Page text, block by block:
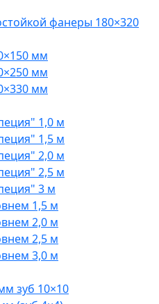
фанеры 180×320
мм
мм
мм
1,0 м
1,5 м
2,0 м
2,5 м
3 м
1,5 м
2,0 м
2,5 м
3,0 м
зуб 10×10